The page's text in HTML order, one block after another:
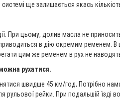
ще залишається якась
При цьому, долив масла не
в дію окремим ременем.
цим же ременем в рух не
рухатися.
швидше 45 км/год, Потрібно
рейки. При подальшій їзді